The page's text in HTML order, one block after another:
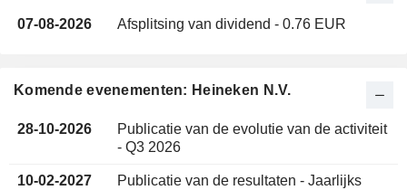
07-08-2026 Afsplitsing van dividend - 0.76 EUR
Komende evenementen: Heineken N.V.
28-10-2026
Publicatie van de evolutie van de activiteit
- Q3 2026
10-02-2027
Publicatie van de resultaten - Jaarlijks